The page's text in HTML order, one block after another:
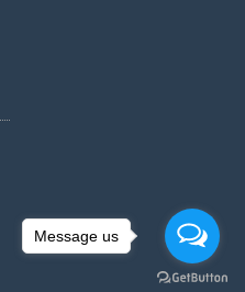
Message us